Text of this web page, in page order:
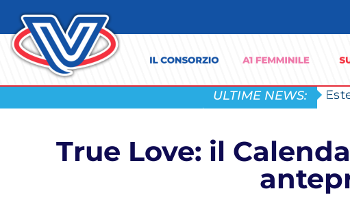
ULTIME NEWS:
True Love: il